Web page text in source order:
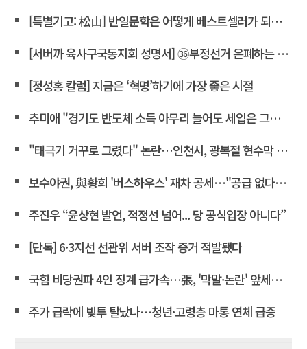
[특별기고: 松山] 반일문학은 어떻게 베스트셀러가 되는가?
[서버까 육사구국동지회 성명서] ㊱부정선거 은폐하는 윤상현 의원은 즉각 사퇴하라!
[정성홍 칼럼] 지금은 ‘혁명’하기에 가장 좋은 시절
추미애 "경기도 반도체 소득 아무리 늘어도 세입은 그대로"
"태극기 거꾸로 그렸다" 논란…인천시, 광복절 현수막 철거
보수야권, 與황희 '버스하우스' 재차 공세…"공급 없다는 자백"
주진우 “윤상현 발언, 적정선 넘어... 당 공식입장 아니다”
[단독] 6·3지선 선관위 서버 조작 증거 적발됐다
국힘 비당권파 4인 징계 급가속…張, '막말·논란' 앞세워 역공
주가 급락에 빚투 탈났나…청년·고령층 마통 연체 급증